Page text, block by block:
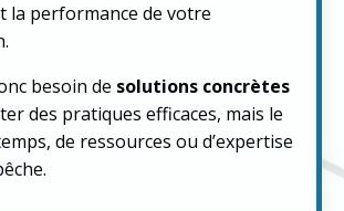
la performance de votre
besoin de solutions concrètes
des pratiques efficaces, mais le
de ressources ou d’expertise